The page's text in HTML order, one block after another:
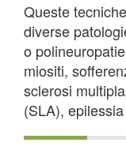
Queste
diverse
o
miositi,
sclerosi
(SLA),